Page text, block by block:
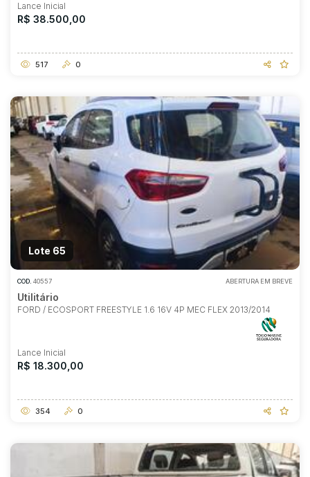
Lance Inicial
R$ 38.500,00
517 0
Lote 65
COD. 40557 ABERTURA EM BREVE
Utilitário
FORD / ECOSPORT FREESTYLE 1.6 16V 4P MEC FLEX 2013/2014
Lance Inicial
R$ 18.300,00
354 0